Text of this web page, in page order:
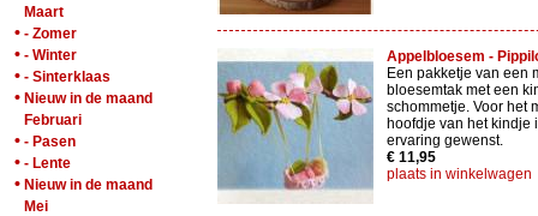
Maart
• - Zomer
• - Winter
• - Sinterklaas
• Nieuw in de maand
Februari
• - Pasen
• - Lente
• Nieuw in de maand
Mei
Appelbloesem -
Een pakketje van een
bloesemtak met een
schommetje. Voor het
hoofdje van het kindje
ervaring gewenst.
€ 11,95
plaats in winkelwagen